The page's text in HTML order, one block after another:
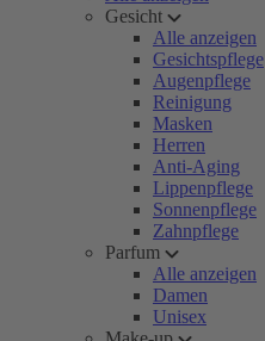
Gesicht
Alle anzeigen
Gesichtspflege
Augenpflege
Reinigung
Masken
Herren
Anti-Aging
Lippenpflege
Sonnenpflege
Zahnpflege
Parfum
Alle anzeigen
Damen
Unisex